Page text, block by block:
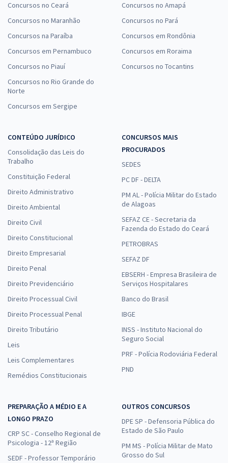
Concursos no Ceará
Concursos no Maranhão
Concursos na Paraíba
Concursos em Pernambuco
Concursos no Piauí
Concursos no Rio Grande do
Norte
Concursos em Sergipe
Concursos no Amapá
Concursos no Pará
Concursos em Rondônia
Concursos em Roraima
Concursos no Tocantins
CONTEÚDO JURÍDICO
Consolidação das Leis do
Trabalho
Constituição Federal
Direito Administrativo
Direito Ambiental
Direito Civil
Direito Constitucional
Direito Empresarial
Direito Penal
Direito Previdenciário
Direito Processual Civil
Direito Processual Penal
Direito Tributário
Leis
Leis Complementares
Remédios Constitucionais
CONCURSOS MAIS
PROCURADOS
SEDES
PC DF - DELTA
PM AL - Polícia Militar do Estado
de Alagoas
SEFAZ CE - Secretaria da
Fazenda do Estado do Ceará
PETROBRAS
SEFAZ DF
EBSERH - Empresa Brasileira de
Serviços Hospitalares
Banco do Brasil
IBGE
INSS - Instituto Nacional do
Seguro Social
PRF - Polícia Rodoviária Federal
PND
PREPARAÇÃO A MÉDIO E A
LONGO PRAZO
CRP SC - Conselho Regional de
Psicologia - 12ª Região
SEDF - Professor Temporário
OUTROS CONCURSOS
DPE SP - Defensoria Pública do
Estado de São Paulo
PM MS - Polícia Militar de Mato
Grosso do Sul